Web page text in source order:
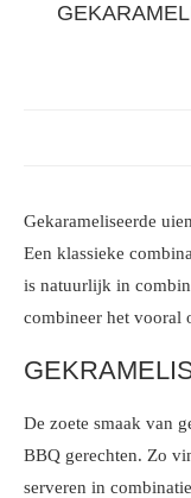
Gekarameliseerde
Een klassieke
is natuurlijk in
combineer het vooral
De zoete smaak van
BBQ gerechten. Zo
serveren in